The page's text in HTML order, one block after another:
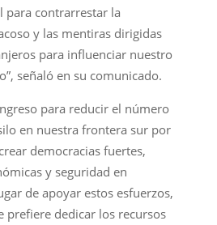
para contrarrestar la
y las mentiras dirigidas
para influenciar nuestro
señaló en su comunicado.
para reducir el número
en nuestra frontera sur por
democracias fuertes,
y seguridad en
de apoyar estos esfuerzos,
prefiere dedicar los recursos